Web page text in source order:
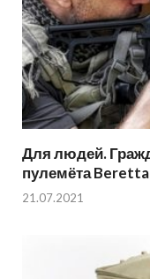
Для людей.
пулемёта
21.07.2021